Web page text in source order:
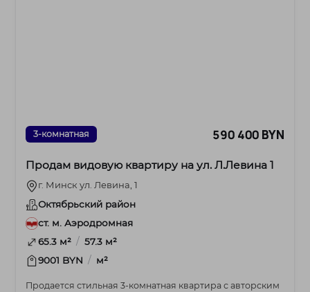
3-комнатная 590 400 BYN
Продам видовую квартиру на ул. Л.Левина 1
г. Минск ул. Левина, 1
Октябрьский район
ст. м. Аэродромная
65.3 м² / 57.3 м²
9001 BYN / м²
Продается стильная 3-комнатная квартира с авторским